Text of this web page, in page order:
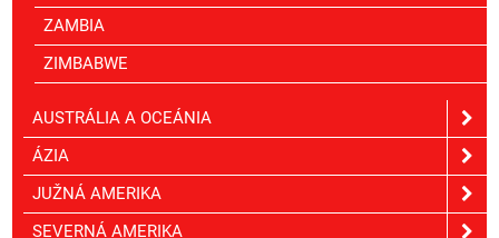
ZAMBIA
ZIMBABWE
AUSTRÁLIA A OCEÁNIA
ÁZIA
JUŽNÁ AMERIKA
SEVERNÁ AMERIKA